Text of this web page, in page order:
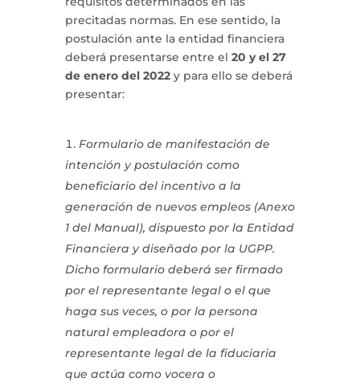
precitadas normas. En ese sentido, la
postulación ante la entidad financiera
deberá presentarse entre el 20 y el 27
de enero del 2022y para ello se deberá
presentar:
Formulario de manifestación de
intención y postulación como
beneficiario del incentivo a la
generación de nuevos empleos (Anexo
1 del Manual), dispuesto por la Entidad
Financiera y diseñado por la UGPP.
Dicho formulario deberá ser firmado
por el representante legal o el que
haga sus veces, o por la persona
natural empleadora o por el
representante legal de la fiduciaria
que actúa como vocera o